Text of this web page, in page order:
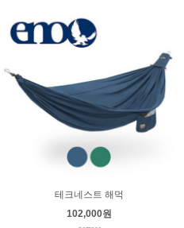
테크네스트 해먹
102,000원